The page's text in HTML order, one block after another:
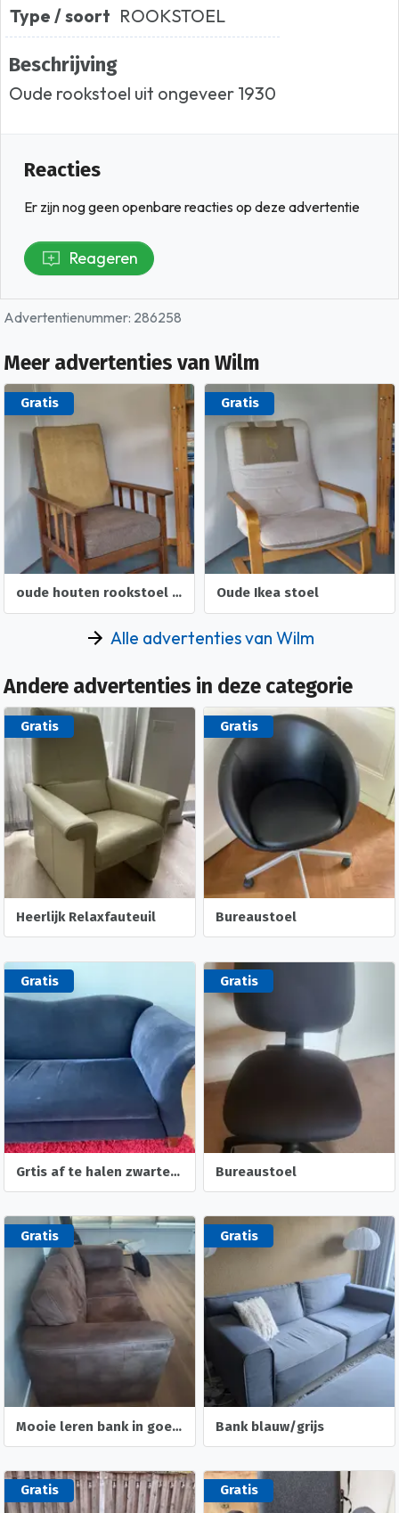
Type / soort ROOKSTOEL
Beschrijving
Oude rookstoel uit ongeveer 1930
Reacties
Er zijn nog geen openbare reacties op deze advertentie
Reageren
Advertentienummer: 286258
Meer advertenties van Wilm
Gratis
oude houten rookstoel met kussens
Gratis
Oude Ikea stoel
Alle advertenties van Wilm
Andere advertenties in deze categorie
Gratis
Heerlijk Relaxfauteuil
Gratis
Bureaustoel
Gratis
Grtis af te halen zwarte bank
Gratis
Bureaustoel
Gratis
Mooie leren bank in goede staat
Gratis
Bank blauw/grijs
Gratis Gratis